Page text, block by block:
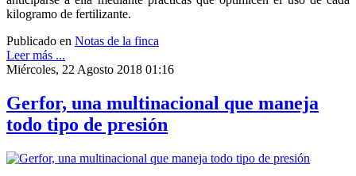
kilogramo de fertilizante.
Publicado en Notas de la finca
Leer más ...
Miércoles, 22 Agosto 2018 01:16
Gerfor, una multinacional que maneja
todo tipo de presión